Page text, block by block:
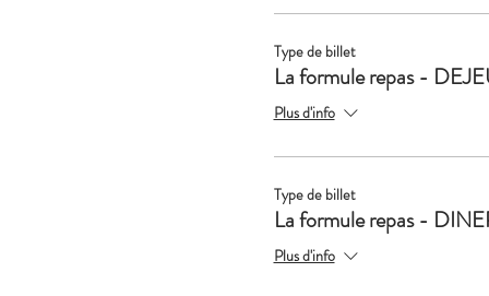
Type de billet
La formule repas -
Plus d'info
Type de billet
La formule repas -
Plus d'info